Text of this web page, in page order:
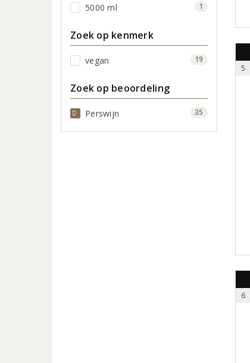
5000 ml 1
Zoek op kenmerk
vegan 19
Zoek op beoordeling
Perswijn 35
5
6